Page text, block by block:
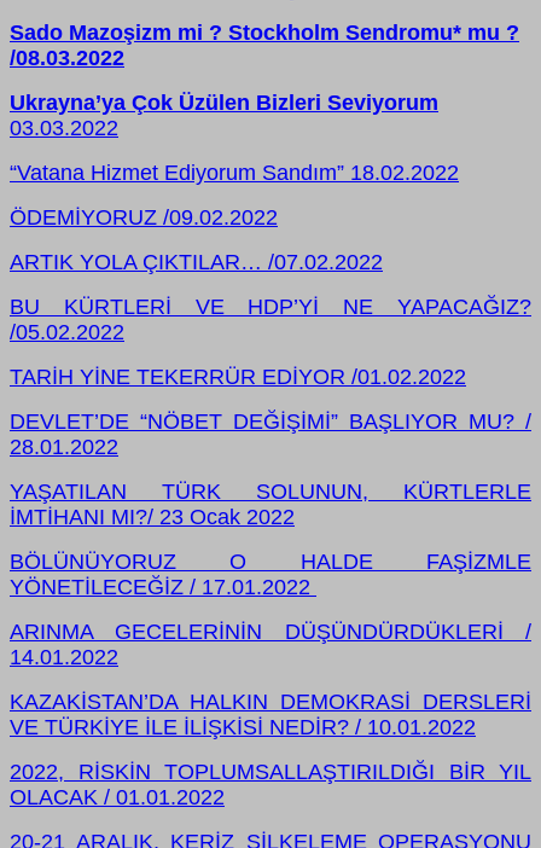
Sado Mazoşizm mi ? Stockholm Sendromu* mu ?
/08.03.2022
Ukrayna’ya Çok Üzülen Bizleri Seviyorum
03.03.2022
“Vatana Hizmet Ediyorum Sandım” 18.02.2022
ÖDEMİYORUZ /09.02.2022
ARTIK YOLA ÇIKTILAR… /07.02.2022
BU KÜRTLERİ VE HDP’Yİ NE YAPACAĞIZ?
/05.02.2022
TARİH YİNE TEKERRÜR EDİYOR /01.02.2022
DEVLET’DE “NÖBET DEĞİŞİMİ” BAŞLIYOR MU? /
28.01.2022
YAŞATILAN TÜRK SOLUNUN, KÜRTLERLE
İMTİHANI MI?/ 23 Ocak 2022
BÖLÜNÜYORUZ O HALDE FAŞİZMLE
YÖNETİLECEĞİZ / 17.01.2022
ARINMA GECELERİNİN DÜŞÜNDÜRDÜKLERİ /
14.01.2022
KAZAKİSTAN’DA HALKIN DEMOKRASİ DERSLERİ
VE TÜRKİYE İLE İLİŞKİSİ NEDİR? / 10.01.2022
2022, RİSKİN TOPLUMSALLAŞTIRILDIĞI BİR YIL
OLACAK / 01.01.2022
20-21 ARALIK, KERİZ SİLKELEME OPERASYONU